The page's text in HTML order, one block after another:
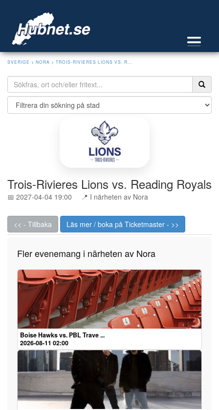
SVERIGE > NORA > TROIS-RIVIERES LIONS VS. R...
Trois-Rivieres Lions vs. Reading Royals
📅 2027-04-04 19:00 📍 I närheten av Nora
<< - Tillbaka Läs mer / boka på Ticketmaster - >>
Fler evenemang i närheten av Nora
Boise Hawks vs. PBL Trave ...
2026-08-11 02:00